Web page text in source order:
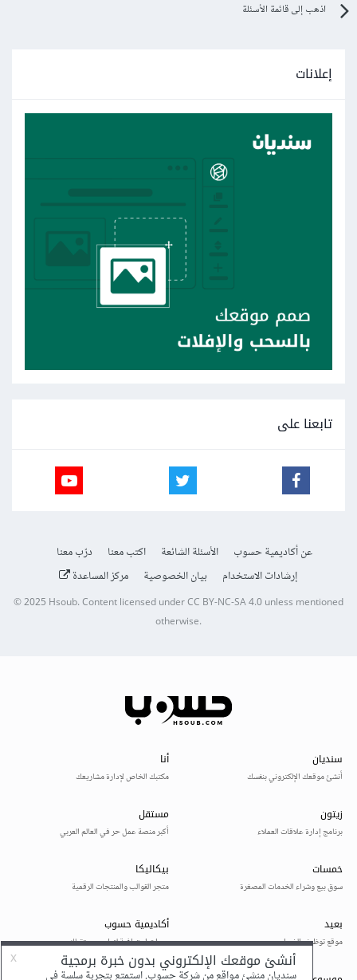
اذهب إلى قائمة الأسئلة
إعلانات
تابعنا على
عن أكاديمية حسوب الأسئلة الشائعة اكتب معنا
درّب معنا
إرشادات الاستخدام
بيان الخصوصية مركز المساعدة
© 2025Hsoub.Content licensed underCC BY-NC-SA 4.0unless mentioned
otherwise.